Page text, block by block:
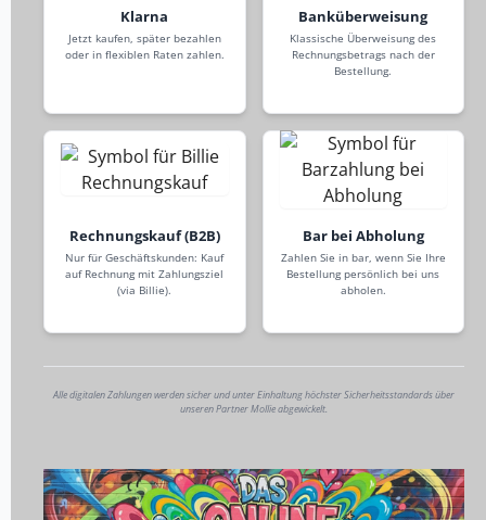
Klarna
Jetzt kaufen, später bezahlen
oder in flexiblen Raten zahlen.
Banküberweisung
Klassische Überweisung des
Rechnungsbetrags nach der
Bestellung.
Rechnungskauf (B2B)
Nur für Geschäftskunden: Kauf
auf Rechnung mit Zahlungsziel
(via Billie).
Bar bei Abholung
Zahlen Sie in bar, wenn Sie Ihre
Bestellung persönlich bei uns
abholen.
Alle digitalen Zahlungen werden sicher und unter Einhaltung höchster Sicherheitsstandards über
unseren Partner Mollie abgewickelt.